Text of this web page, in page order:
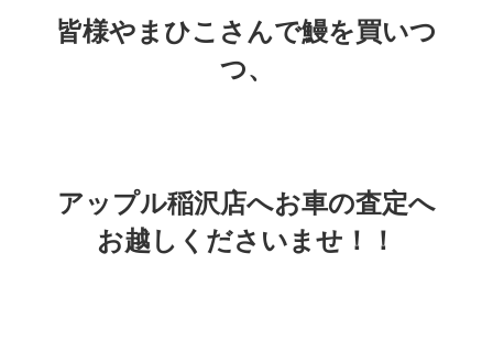
皆様やまひこさんで鰻を買いつ
つ、
アップル稲沢店へお車の査定へ
お越しくださいませ！！